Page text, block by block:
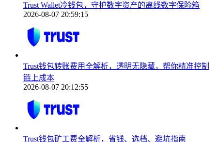
Trust Wallet冷钱包，守护数字资产的离线数字保险箱
2026-08-07 20:59:15
Trust钱包转账费用全解析，透明无隐藏，帮你精准控制
链上成本
2026-08-07 20:12:55
Trust钱包矿工费全解析，省钱、选档、避坑指南